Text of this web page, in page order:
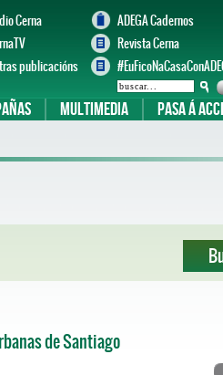
Cerna
ADEGA Cadernos
Revista Cerna
publicacións
Multimedia Pasa á
de Santiago